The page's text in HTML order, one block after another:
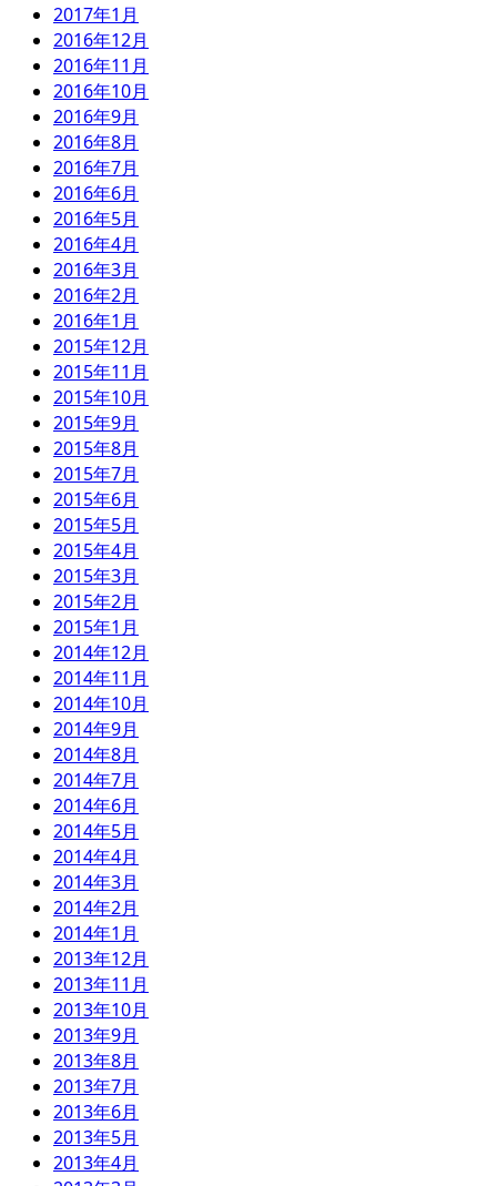
2017年1月
2016年12月
2016年11月
2016年10月
2016年9月
2016年8月
2016年7月
2016年6月
2016年5月
2016年4月
2016年3月
2016年2月
2016年1月
2015年12月
2015年11月
2015年10月
2015年9月
2015年8月
2015年7月
2015年6月
2015年5月
2015年4月
2015年3月
2015年2月
2015年1月
2014年12月
2014年11月
2014年10月
2014年9月
2014年8月
2014年7月
2014年6月
2014年5月
2014年4月
2014年3月
2014年2月
2014年1月
2013年12月
2013年11月
2013年10月
2013年9月
2013年8月
2013年7月
2013年6月
2013年5月
2013年4月